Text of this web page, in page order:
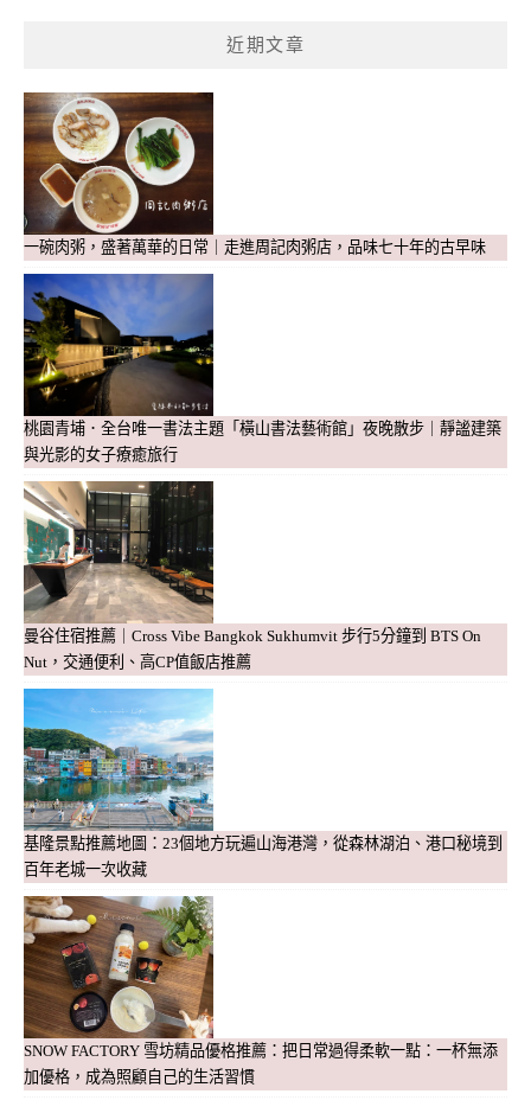
近期文章
一碗肉粥，盛著萬華的日常｜走進周記肉粥店，品味七十年的古早味
桃園青埔．全台唯一書法主題「橫山書法藝術館」夜晚散步｜靜謐建築
與光影的女子療癒旅行
曼谷住宿推薦｜Cross Vibe Bangkok Sukhumvit 步行5分鐘到 BTS On
Nut，交通便利、高CP值飯店推薦
基隆景點推薦地圖：23個地方玩遍山海港灣，從森林湖泊、港口秘境到
百年老城一次收藏
SNOW FACTORY 雪坊精品優格推薦：把日常過得柔軟一點：一杯無添
加優格，成為照顧自己的生活習慣